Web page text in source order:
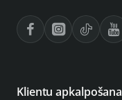
Klientu apkalpošana